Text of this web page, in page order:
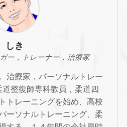
しき
ー，トレーナー，治療家
治療家，パーソナルトレー
整復師専科教員，柔道四
トレーニングを始め、高校
ーソナルトレーニング、柔